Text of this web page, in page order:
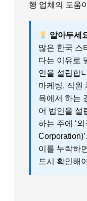
행 업체의 도움
알아두세
많은 한국 스
다는 이유로
인을 설립합
마케팅, 직원
욕에서 하는
어 법인을 설
하는 주에 ‘
이를 누락하
드시 확인해